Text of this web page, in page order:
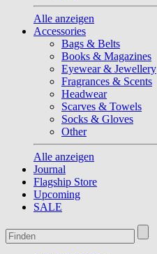
Alle anzeigen
Accessories
Bags & Belts
Books & Magazines
Eyewear & Jewellery
Fragrances & Scents
Headwear
Scarves & Towels
Socks & Gloves
Other
Alle anzeigen
Journal
Flagship Store
Upcoming
SALE